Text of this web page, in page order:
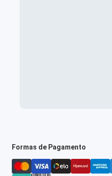
Formas de Pagamento